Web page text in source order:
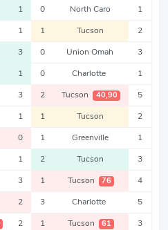
1 0 North Caro 1
1 1 Tucson 2
3 0 Union Omah 3
1 0 Charlotte 1
3 2 Tucson 40,90 5
1 1 Tucson 2
0 1 Greenville 1
1 2 Tucson 3
3 1 Tucson 76 4
2 3 Charlotte 5
2 1 Tucson 61 3